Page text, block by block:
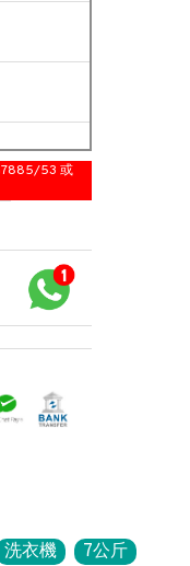
53 或
洗衣機 7公斤